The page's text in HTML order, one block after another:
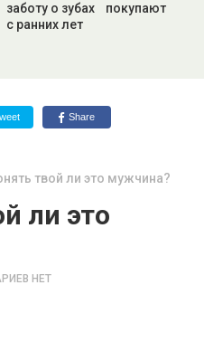
заботу о зубах
с ранних лет
покупают
Share
твой ли это мужчина?
ли это
НЕТ